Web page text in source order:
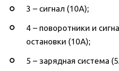
3 – сигнал (10А);
4 – поворотники и
остановки (10А);
5 – зарядная система